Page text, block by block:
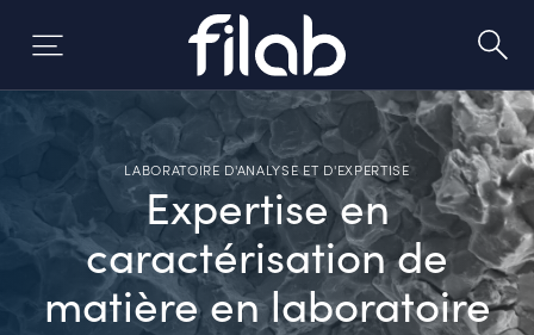
LABORATOIRE D'ANALYSE ET D'EXPERTISE
Expertise en
caractérisation de
matière en laboratoire